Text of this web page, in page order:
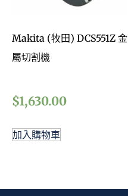
Makita (牧田) DCS551Z 金
屬切割機
$1,630.00
加入購物車